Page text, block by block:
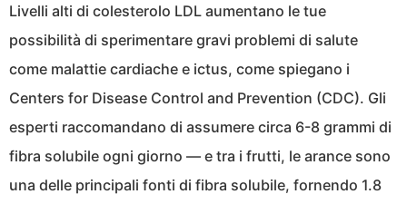
Livelli alti di colesterolo LDL aumentano le tue
possibilità di sperimentare gravi problemi di salute
come malattie cardiache e ictus, come spiegano i
Centers for Disease Control and Prevention (CDC). Gli
esperti raccomandano di assumere circa 6-8 grammi di
fibra solubile ogni giorno — e tra i frutti, le arance sono
una delle principali fonti di fibra solubile, fornendo 1.8